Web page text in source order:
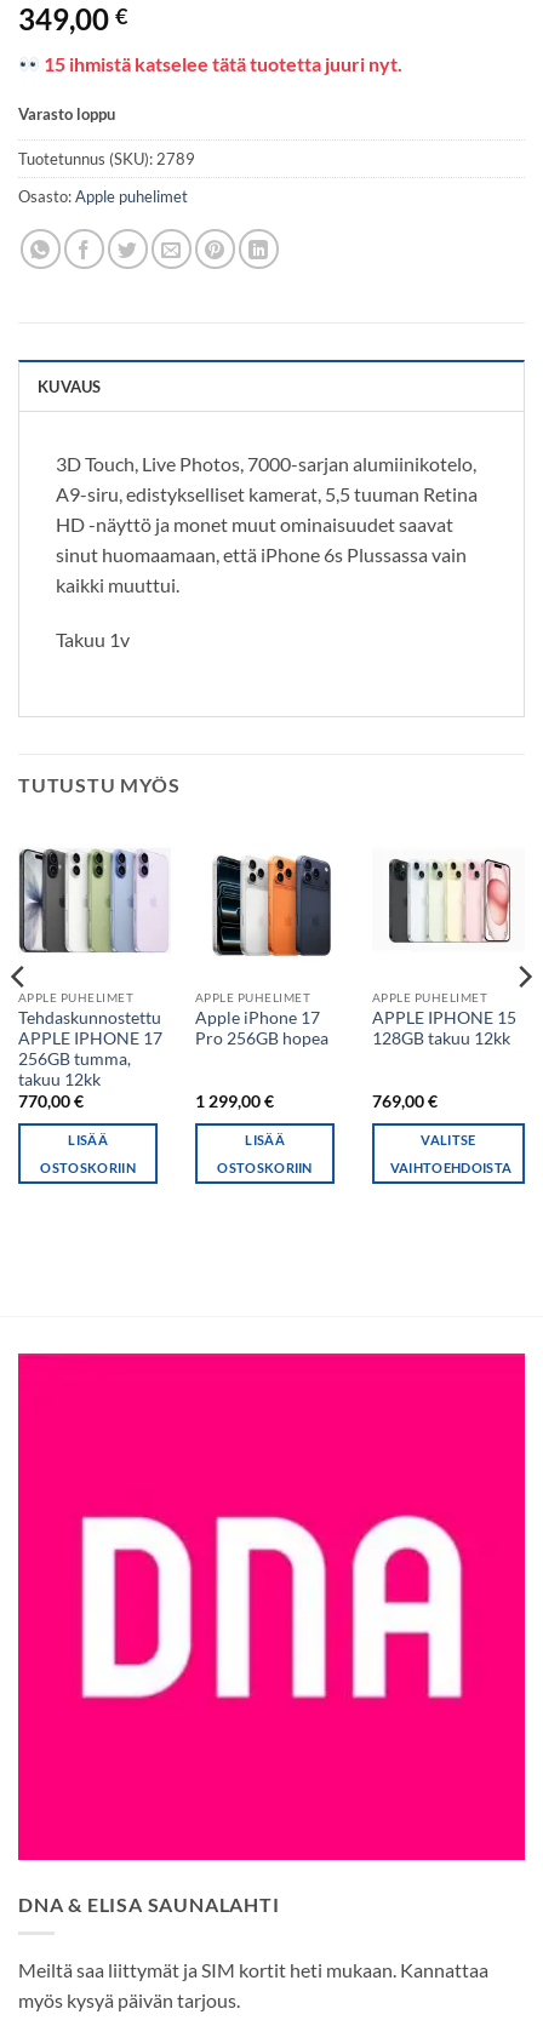
349,00 €
15 ihmistä katselee tätä tuotetta juuri nyt.
Varasto loppu
Tuotetunnus (SKU): 2789
Osasto:Apple puhelimet
KUVAUS
3D Touch, Live Photos, 7000-sarjan alumiinikotelo,
A9-siru, edistykselliset kamerat, 5,5 tuuman Retina
HD -näyttö ja monet muut ominaisuudet saavat
sinut huomaamaan, että iPhone 6s Plussassa vain
kaikki muuttui.
Takuu 1v
TUTUSTU MYÖS
APPLE PUHELIMET
Tehdaskunnostettu
APPLE IPHONE 17
256GB tumma,
takuu 12kk
770,00€
LISÄÄ
OSTOSKORIIN
APPLE PUHELIMET
Apple iPhone 17
Pro 256GB hopea
1 299,00€
LISÄÄ
OSTOSKORIIN
APPLE PUHELIMET
APPLE IPHONE 15
128GB takuu 12kk
769,00€
VALITSE
VAIHTOEHDOISTA
DNA & ELISA SAUNALAHTI
Meiltä saa liittymät ja SIM kortit heti mukaan. Kannattaa
myös kysyä päivän tarjous.